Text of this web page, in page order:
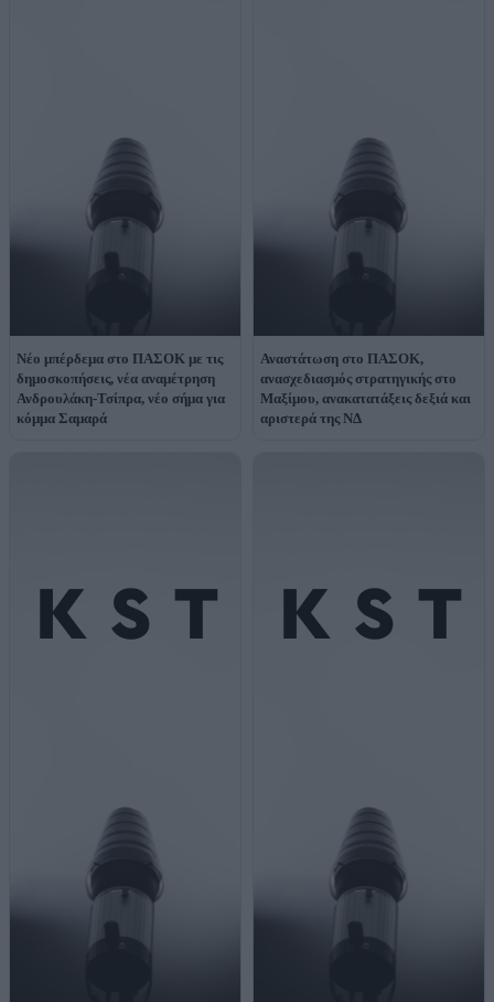
Νέο μπέρδεμα στο ΠΑΣΟΚ με τις
δημοσκοπήσεις, νέα αναμέτρηση
Ανδρουλάκη-Τσίπρα, νέο σήμα για
κόμμα Σαμαρά
Αναστάτωση στο ΠΑΣΟΚ,
ανασχεδιασμός στρατηγικής στο
Μαξίμου, ανακατατάξεις δεξιά και
αριστερά της ΝΔ